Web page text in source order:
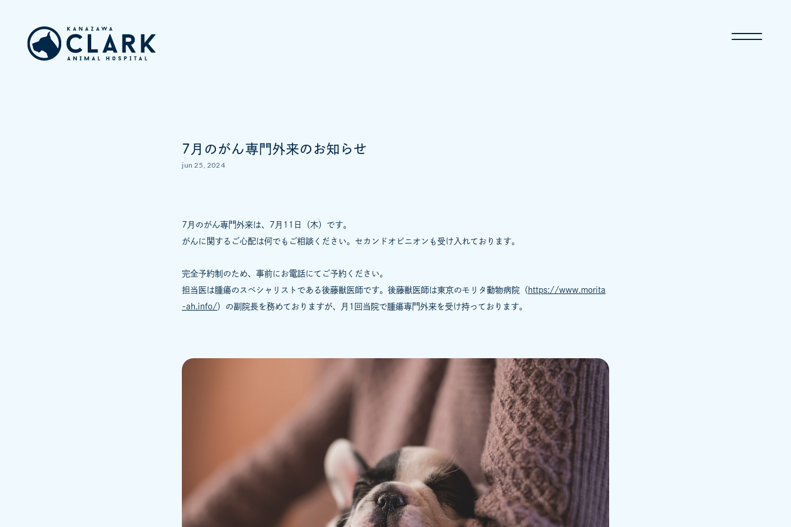
7月のがん専門外来のお知らせ
jun 25, 2024
7月のがん専門外来は、7月11日（木）です。
がんに関するご心配は何でもご相談ください。セカンドオピニオンも受け入れております。
完全予約制のため、事前にお電話にてご予約ください。
担当医は腫瘍のスペシャリストである後藤獣医師です。後藤獣医師は東京のモリタ動物病院（ https://www.morita
-ah.info/）の副院長を務めておりますが、月1回当院で腫瘍専門外来を受け持っております。